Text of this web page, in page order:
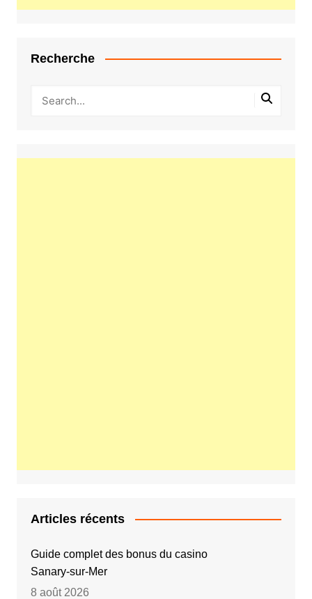
Recherche
Articles récents
Guide complet des bonus du casino
Sanary‑sur‑Mer
8 août 2026